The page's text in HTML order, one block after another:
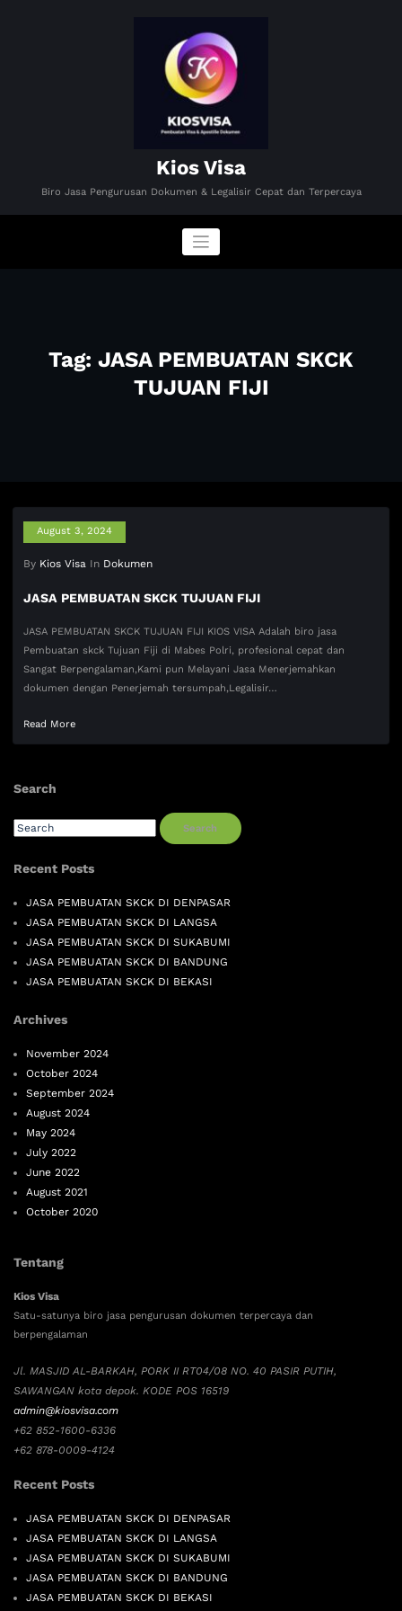
Kios Visa
Biro Jasa Pengurusan Dokumen & Legalisir Cepat dan Terpercaya
Tag: JASA PEMBUATAN SKCK
TUJUAN FIJI
August 3, 2024
By Kios Visa In Dokumen
JASA PEMBUATAN SKCK TUJUAN FIJI
JASA PEMBUATAN SKCK TUJUAN FIJI KIOS VISA Adalah biro jasa
Pembuatan skck Tujuan Fiji di Mabes Polri, profesional cepat dan
Sangat Berpengalaman,Kami pun Melayani Jasa Menerjemahkan
dokumen dengan Penerjemah tersumpah,Legalisir…
Read More
Search
Search
Recent Posts
JASA PEMBUATAN SKCK DI DENPASAR
JASA PEMBUATAN SKCK DI LANGSA
JASA PEMBUATAN SKCK DI SUKABUMI
JASA PEMBUATAN SKCK DI BANDUNG
JASA PEMBUATAN SKCK DI BEKASI
Archives
November 2024
October 2024
September 2024
August 2024
May 2024
July 2022
June 2022
August 2021
October 2020
Tentang
Kios Visa
Satu-satunya biro jasa pengurusan dokumen terpercaya dan
berpengalaman
Jl. MASJID AL-BARKAH, PORK II RT04/08 NO. 40 PASIR PUTIH,
SAWANGAN kota depok. KODE POS 16519
admin@kiosvisa.com
+62 852-1600-6336
+62 878-0009-4124
Recent Posts
JASA PEMBUATAN SKCK DI DENPASAR
JASA PEMBUATAN SKCK DI LANGSA
JASA PEMBUATAN SKCK DI SUKABUMI
JASA PEMBUATAN SKCK DI BANDUNG
JASA PEMBUATAN SKCK DI BEKASI